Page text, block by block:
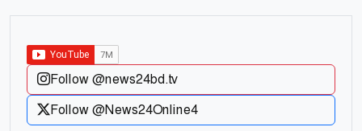
Follow @news24bd.tv
Follow @News24Online4